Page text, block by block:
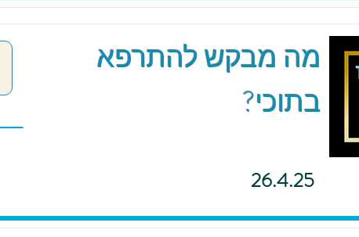
מה מבקש להתרפא
בתוכי?
26.4.25